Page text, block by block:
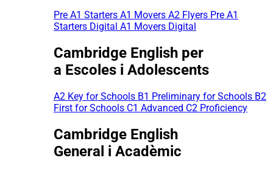
Pre A1 Starters A1 Movers A2 Flyers Pre A1
Starters Digital A1 Movers Digital
Cambridge English per
a Escoles i Adolescents
A2 Key for Schools B1 Preliminary for Schools B2
First for Schools C1 Advanced C2 Proficiency
Cambridge English
General i Acadèmic